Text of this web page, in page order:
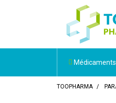
Médicaments
TOOPHARMA